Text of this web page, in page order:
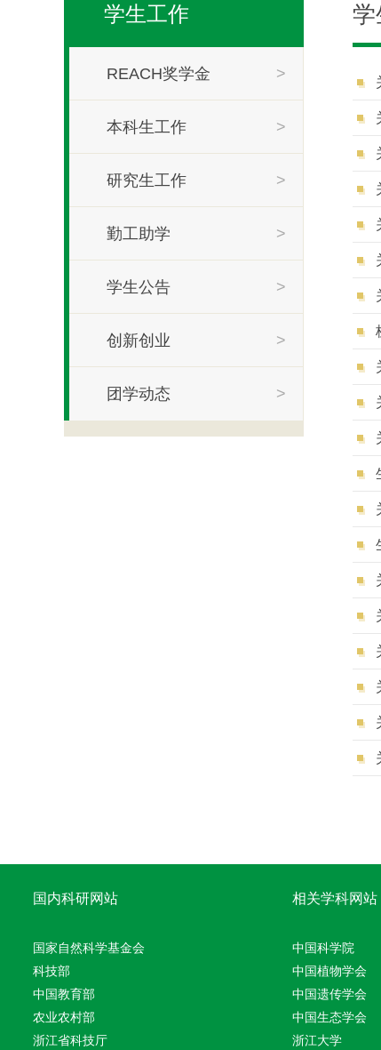
学生工作
REACH奖学金 >
本科生工作 >
研究生工作 >
勤工助学 >
学生公告 >
创新创业 >
团学动态 >
国内科研网站
国家自然科学基金会
科技部
中国教育部
农业农村部
浙江省科技厅
相关学科网站
中国科学院
中国植物学会
中国遗传学会
中国生态学会
浙江大学